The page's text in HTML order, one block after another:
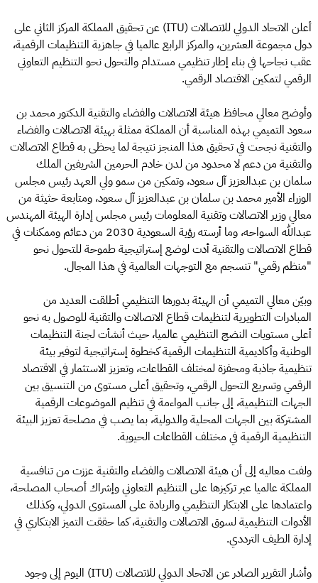
أعلن الاتحاد الدولي للاتصالات (ITU) عن تحقيق المملكة المركز الثاني على
دول مجموعة العشرين، والمركز الرابع عالميا في جاهزية التنظيمات الرقمية،
عقب نجاحها في بناء إطار تنظيمي مستدام والتحول نحو التنظيم التعاوني
الرقمي لتمكين الاقتصاد الرقمي.
وأوضح معالي محافظ هيئة الاتصالات والفضاء والتقنية الدكتور محمد بن
سعود التميمي بهذه المناسبة أن المملكة ممثلة بهيئة الاتصالات والفضاء
والتقنية نجحت في تحقيق هذا المنجز نتيجة لما يحظى به قطاع الاتصالات
والتقنية من دعم لا محدود من لدن خادم الحرمين الشريفين الملك
سلمان بن عبدالعزيز آل سعود، وتمكين من سمو ولي العهد رئيس مجلس
الوزراء الأمير محمد بن سلمان بن عبدالعزيز آل سعود، ومتابعة حثيثة من
معالي وزير الاتصالات وتقنية المعلومات رئيس مجلس إدارة الهيئة المهندس
عبدالله السواحه، وما أرسته رؤية السعودية 2030 من دعائم وممكنات في
قطاع الاتصالات والتقنية أدت لوضع إستراتيجية طموحة للتحول نحو
"منظم رقمي" تنسجم مع التوجهات العالمية في هذا المجال.
وبيّن معالي التميمي أن الهيئة بدورها التنظيمي أطلقت العديد من
المبادرات التطويرية لتنظيمات قطاع الاتصالات والتقنية للوصول به نحو
أعلى مستويات النضج التنظيمي عالميا، حيث أنشأت لجنة التنظيمات
الوطنية وأكاديمية التنظيمات الرقمية كخطوة إستراتيجية لتوفير بيئة
تنظيمية جاذبة ومحفزة لمختلف القطاعات، وتعزيز الاستثمار في الاقتصاد
الرقمي وتسريع التحول الرقمي، وتحقيق أعلى مستوى من التنسيق بين
الجهات التنظيمية، إلى جانب المواءمة في تنظيم الموضوعات الرقمية
المشتركة بين الجهات المحلية والدولية، بما يصب في مصلحة تعزيز البيئة
التنظيمية الرقمية في مختلف القطاعات الحيوية.
ولفت معاليه إلى أن هيئة الاتصالات والفضاء والتقنية عززت من تنافسية
المملكة عالميا عبر تركيزها على التنظيم التعاوني وإشراك أصحاب المصلحة،
واعتمادها على الابتكار التنظيمي والريادة على المستوى الدولي، وكذلك
الأدوات التنظيمية لسوق الاتصالات والتقنية، كما حققت التميز الابتكاري في
إدارة الطيف الترددي.
وأشار التقرير الصادر عن الاتحاد الدولي للاتصالات (ITU) اليوم إلى وجود